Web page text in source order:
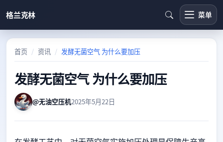
格兰克林 菜单
首页 资讯 发酵无菌空气 为什么要加压
发酵无菌空气 为什么要加压
@无油空压机2025年5月22日